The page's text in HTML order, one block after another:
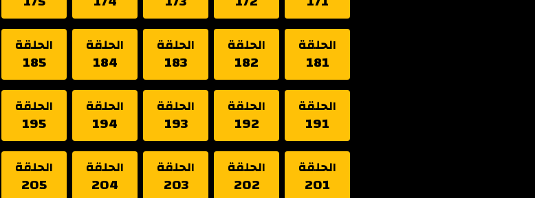
الحلقة
181
الحلقة
182
الحلقة
183
الحلقة
184
الحلقة
185
الحلقة
191
الحلقة
192
الحلقة
193
الحلقة
194
الحلقة
195
الحلقة
201
الحلقة
202
الحلقة
203
الحلقة
204
الحلقة
205